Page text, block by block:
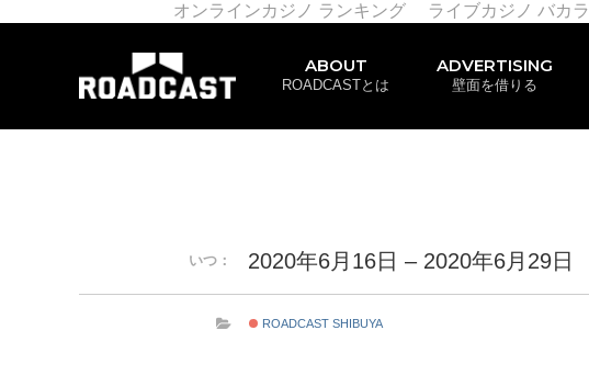
オンラインカジノ ランキング ライブカジノ バカラ
ABOUT
ROADCASTとは
ADVERTISING
壁面を借りる
いつ： 2020年6月16日 – 2020年6月29日
ROADCAST SHIBUYA